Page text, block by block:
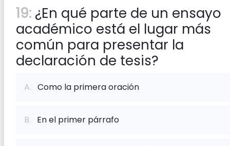
19: ¿En qué parte de un ensayo
académico está el lugar más
común para presentar la
declaración de tesis?
A. Como la primera oración
B. En el primer párrafo